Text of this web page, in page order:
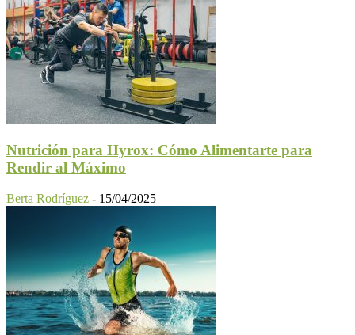
Nutrición para Hyrox: Cómo Alimentarte para
Rendir al Máximo
Berta Rodríguez - 15/04/2025